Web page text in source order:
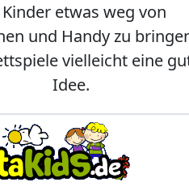
etwas weg von
und Handy zu
vielleicht eine
Idee.